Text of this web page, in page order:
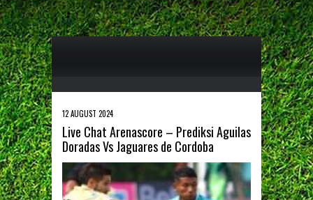
12 AUGUST 2024
Live Chat Arenascore – Prediksi Aguilas
Doradas Vs Jaguares de Cordoba